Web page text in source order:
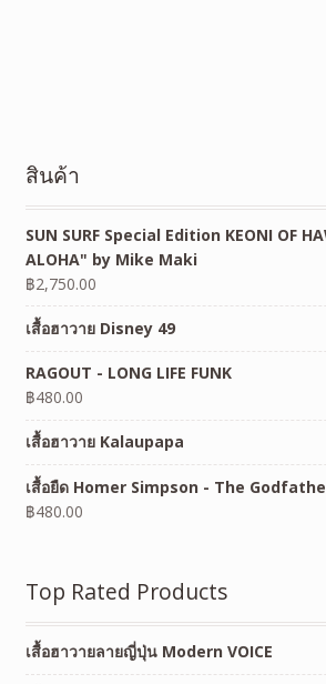
สินค้า
SUN SURF Special Edition KEONI OF
ALOHA" by Mike Maki
฿2,750.00
เสื้อฮาวาย Disney 49
RAGOUT - LONG LIFE FUNK
฿480.00
เสื้อฮาวาย Kalaupapa
เสื้อยืด Homer Simpson - The
฿480.00
Top Rated Products
เสื้อฮาวายลายญี่ปุ่น Modern VOICE